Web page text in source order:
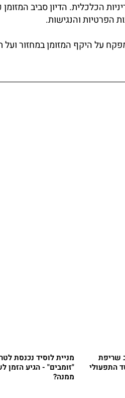
הכלכלית. הדיון סביב המזומן
הפרטיות והנגישות.
על היקף המזומן במחזור ועל
שריפת
התפעולי
מניית לוסיד נכנסת
"זומבים" - הגיע הזמן
ממנה?